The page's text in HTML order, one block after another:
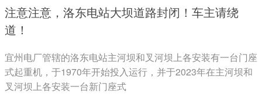
注意注意，洛东电站大坝道路封闭！车主请绕
道！
宜州电厂管辖的洛东电站主河坝和叉河坝上各安装有一台门座
式起重机，于1970年开始投入运行，并于2023年在主河坝和
叉河坝上各安装一台新门座式